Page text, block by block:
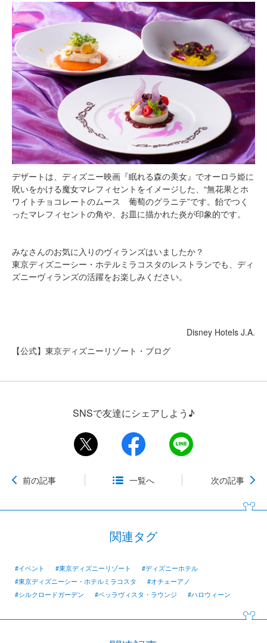
デザートは、ディズニー映画『眠れる森の美女』でオーロラ姫に
呪いをかける魔女マレフィセントをイメージした、“無花果とホ
ワイトチョコレートのムース 葡萄のグラニテ”です。飴でつく
ったマレフィセントの角や、お皿に描かれた炎が印象的です。
みなさんのお気に入りのヴィランズはいましたか？
東京ディズニーシー・ホテルミラコスタのレストランでも、ディ
ズニーヴィランズの活躍をお楽しみください。
Disney Hotels J.A.
【公式】東京ディズニーリゾート・ブログ
SNSで友達にシェアしよう♪
前の記事 一覧へ 次の記事
関連タグ
#イベント #東京ディズニーリゾート
#ディズニーホテル
#東京ディズニーシー・ホテルミラコスタ
#オチェーアノ
#シルクロードガーデン
#ベッラヴィスタ・ラウンジ #ハロウィーン